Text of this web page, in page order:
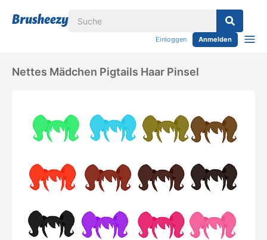
Einloggen Anmelden
Nettes Mädchen Pigtails Haar Pinsel